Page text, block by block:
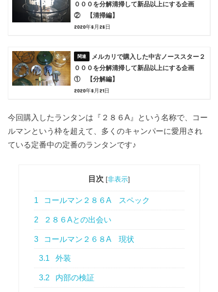
０００を分解清掃して新品以上にする企画
② 【清掃編】
2020年8月28日
メルカリで購入した中古ノーススター２
０００を分解清掃して新品以上にする企画
① 【分解編】
2020年8月21日
今回購入したランタンは『２８６A』という名称で、コー
ルマンという枠を超えて、多くのキャンパーに愛用され
ている定番中の定番のランタンです♪
目次 [非表示]
1 コールマン２８６A スペック
2 ２８６Aとの出会い
3 コールマン２６８A 現状
3.1 外装
3.2 内部の検証